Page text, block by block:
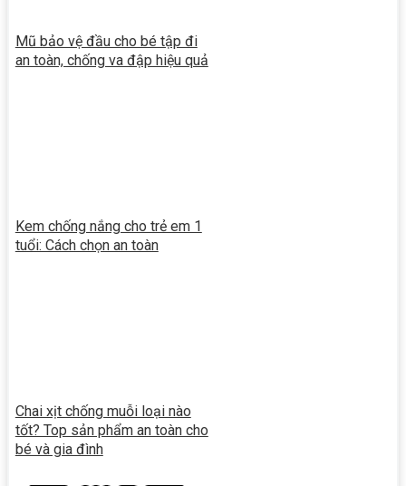
Mũ bảo vệ đầu cho bé tập đi
an toàn, chống va đập hiệu quả
Kem chống nắng cho trẻ em 1
tuổi: Cách chọn an toàn
Chai xịt chống muỗi loại nào
tốt? Top sản phẩm an toàn cho
bé và gia đình